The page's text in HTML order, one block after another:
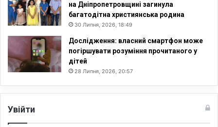
на Дніпропетровщині загинула
багатодітна християнська родина
30 Липня, 2026, 18:49
Дослідження: власний смартфон може
погіршувати розуміння прочитаного у
дітей
28 Липня, 2026, 20:57
Увійти